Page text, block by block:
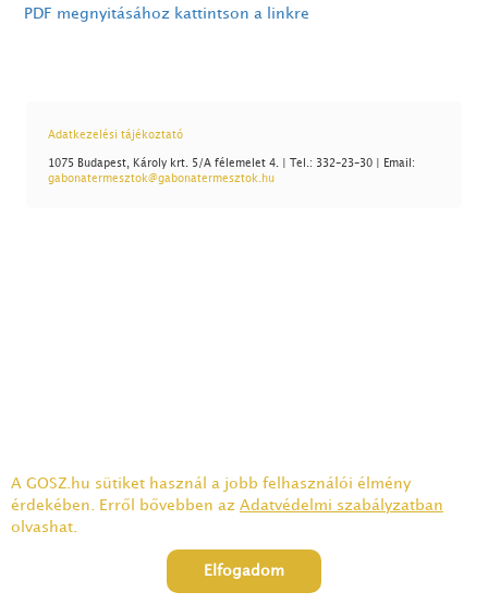
PDF megnyitásához kattintson a linkre
Adatkezelési tájékoztató
1075 Budapest, Károly krt. 5/A félemelet 4. | Tel.: 332-23-30 | Email:
gabonatermesztok@gabonatermesztok.hu
A GOSZ.hu sütiket használ a jobb felhasználói élmény
érdekében. Erről bővebben az Adatvédelmi szabályzatban
olvashat.
Elfogadom